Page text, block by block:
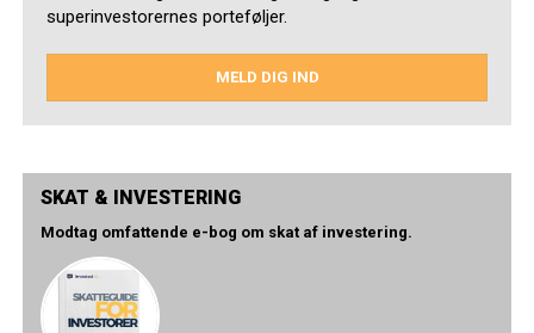
superinvestorernes porteføljer.
MELD DIG IND
SKAT & INVESTERING
Modtag omfattende e-bog om skat af investering.